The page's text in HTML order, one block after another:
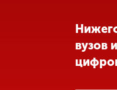
Международная
деятельность
вузов